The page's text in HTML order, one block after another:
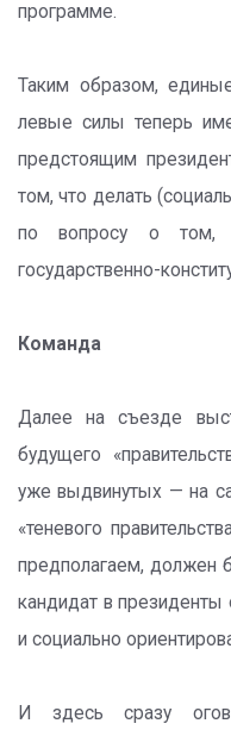
программе.
Таким образом,
левые силы теперь
предстоящим
том, что делать
по вопросу о том,
государственно-
Команда
Далее на съезде
будущего
уже выдвинутых — на
«теневого
предполагаем, должен
кандидат в президенты
и социально
И здесь сразу